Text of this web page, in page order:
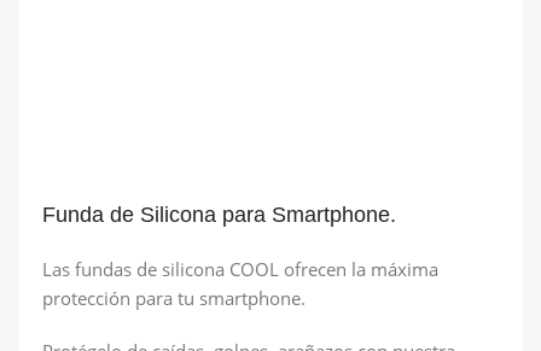
Funda de Silicona para Smartphone.
Las fundas de silicona COOL ofrecen la máxima
protección para tu smartphone.